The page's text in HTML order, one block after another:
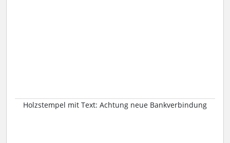
Holzstempel mit Text: Achtung neue Bankverbindung